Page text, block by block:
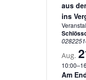
aus
ins
Aug.
10:00–
Am